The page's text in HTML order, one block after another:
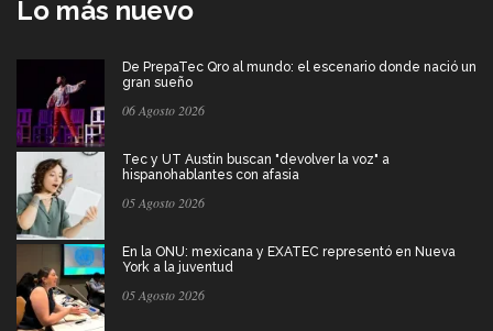
Lo más nuevo
De PrepaTec Qro al mundo: el escenario donde nació un
gran sueño
06 Agosto 2026
Tec y UT Austin buscan "devolver la voz" a
hispanohablantes con afasia
05 Agosto 2026
En la ONU: mexicana y EXATEC representó en Nueva
York a la juventud
05 Agosto 2026